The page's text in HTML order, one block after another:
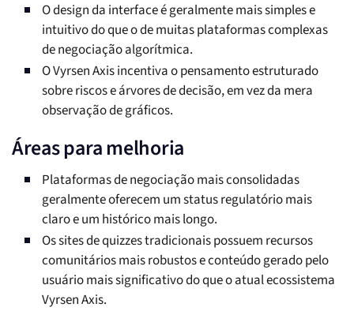
O design da interface é geralmente mais simples e
intuitivo do que o de muitas plataformas complexas
de negociação algorítmica.
O Vyrsen Axis incentiva o pensamento estruturado
sobre riscos e árvores de decisão, em vez da mera
observação de gráficos.
Áreas para melhoria
Plataformas de negociação mais consolidadas
geralmente oferecem um status regulatório mais
claro e um histórico mais longo.
Os sites de quizzes tradicionais possuem recursos
comunitários mais robustos e conteúdo gerado pelo
usuário mais significativo do que o atual ecossistema
Vyrsen Axis.